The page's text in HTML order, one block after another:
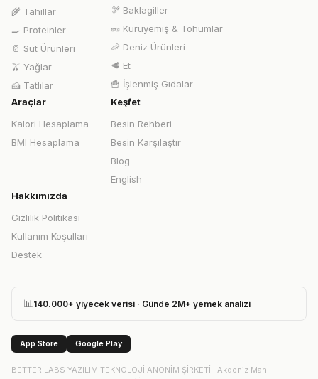
🌾 Tahıllar
🍳 Proteinler
🥛 Süt Ürünleri
🫒 Yağlar
🍰 Tatlılar
🫘 Baklagiller
🥜 Kuruyemiş & Tohumlar
🦐 Deniz Ürünleri
🥩 Et
🍟 İşlenmiş Gıdalar
Araçlar
Kalori Hesaplama
BMI Hesaplama
Keşfet
Besin Rehberi
Besin Karşılaştır
Blog
English
Hakkımızda
Gizlilik Politikası
Kullanım Koşulları
Destek
📊 140.000+ yiyecek verisi · Günde 2M+ yemek analizi
App Store Google Play
BETTER LABS YAZILIM TEKNOLOJİ ANONİM ŞİRKETİ · Akdeniz Mah.